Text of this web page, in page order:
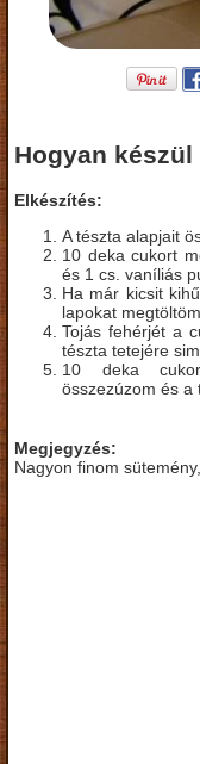
Hogyan
Elkészítés:
A tészta alapjait
10 deka cukort
és 1 cs. vaníliás
Ha már kicsit
lapokat
Tojás fehérjét a
tészta tetejére
10 deka
összezúzom és a
Megjegyzés:
Nagyon finom